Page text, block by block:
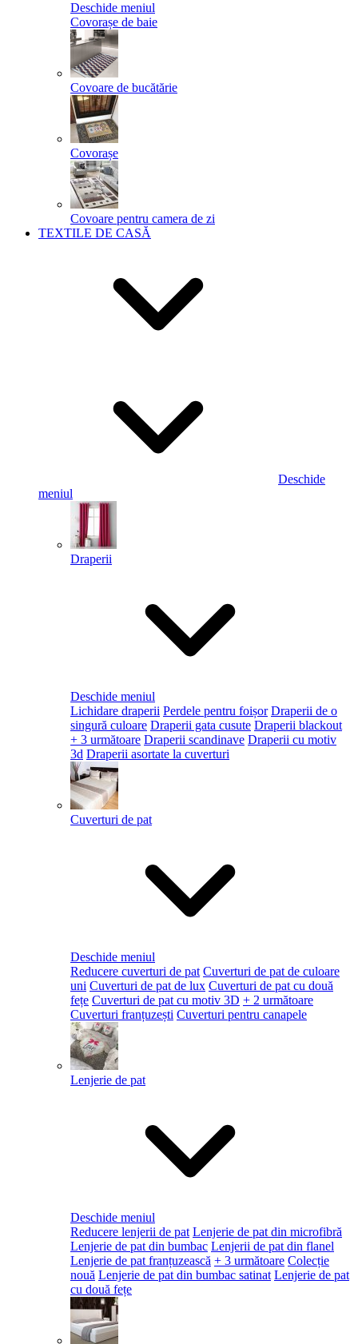
Deschide meniul
Covorașe de baie
Covoare de bucătărie
Covorașe
Covoare pentru camera de zi
TEXTILE DE CASĂ
Deschide
meniul
Draperii
Deschide meniul
Lichidare draperii Perdele pentru foișor Draperii de o
singură culoare Draperii gata cusute Draperii blackout
+ 3 următoare Draperii scandinave Draperii cu motiv
3d Draperii asortate la cuverturi
Cuverturi de pat
Deschide meniul
Reducere cuverturi de pat Cuverturi de pat de culoare
uni Cuverturi de pat de lux Cuverturi de pat cu două
fețe Cuverturi de pat cu motiv 3D + 2 următoare
Cuverturi franțuzești Cuverturi pentru canapele
Lenjerie de pat
Deschide meniul
Reducere lenjerii de pat Lenjerie de pat din microfibră
Lenjerie de pat din bumbac Lenjerii de pat din flanel
Lenjerie de pat franțuzească + 3 următoare Colecție
nouă Lenjerie de pat din bumbac satinat Lenjerie de pat
cu două fețe